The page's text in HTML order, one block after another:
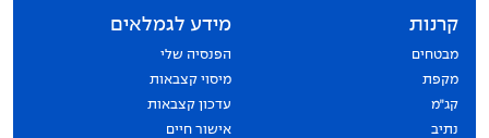
קרנות
מבטחים
מקפת
קג״מ
נתיב
מידע לגמלאים
הפנסיה שלי
מיסוי קצבאות
עדכון קצבאות
אישור חיים